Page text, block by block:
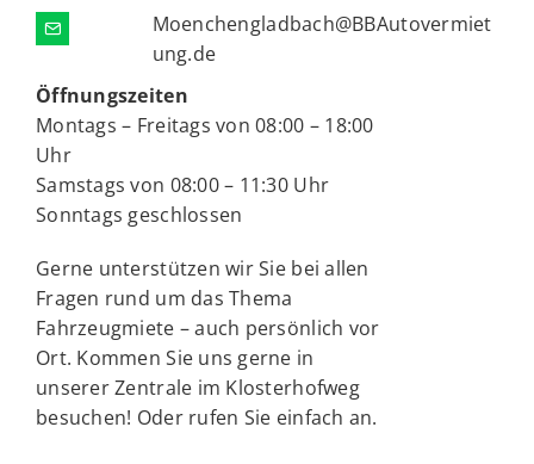
Moenchengladbach@BBAutovermiet
ung.de
Öffnungszeiten
Montags – Freitags von 08:00 – 18:00
Uhr
Samstags von 08:00 – 11:30 Uhr
Sonntags geschlossen
Gerne unterstützen wir Sie bei allen
Fragen rund um das Thema
Fahrzeugmiete – auch persönlich vor
Ort. Kommen Sie uns gerne in
unserer Zentrale im Klosterhofweg
besuchen! Oder rufen Sie einfach an.